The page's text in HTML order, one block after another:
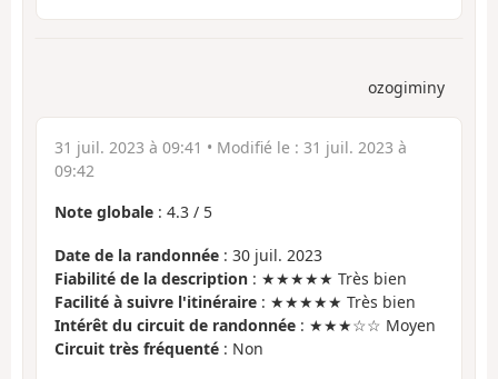
ozogiminy
31 juil. 2023 à 09:41 • Modifié le : 31 juil. 2023 à
09:42
Note globale : 4.3 / 5
Date de la randonnée : 30 juil. 2023
Fiabilité de la description : ★★★★★ Très bien
Facilité à suivre l'itinéraire : ★★★★★ Très bien
Intérêt du circuit de randonnée : ★★★☆☆ Moyen
Circuit très fréquenté : Non